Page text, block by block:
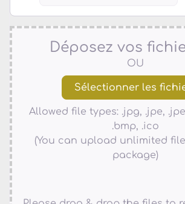
Déposez vos
OU
Allowed file types: .jpg, .jpe,
.bmp, .ico
(You can upload unlimited
package)